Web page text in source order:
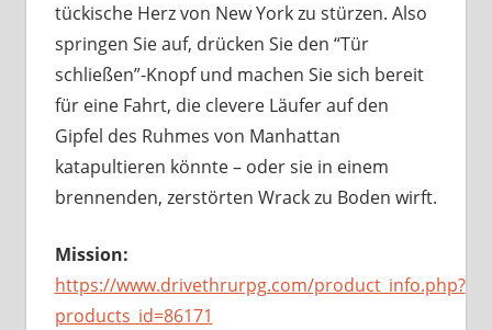
tückische Herz von New York zu stürzen. Also
springen Sie auf, drücken Sie den “Tür
schließen”-Knopf und machen Sie sich bereit
für eine Fahrt, die clevere Läufer auf den
Gipfel des Ruhmes von Manhattan
katapultieren könnte – oder sie in einem
brennenden, zerstörten Wrack zu Boden wirft.
Mission:
https://www.drivethrurpg.com/product_info.php?
products_id=86171